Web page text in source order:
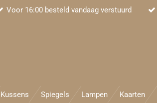
Voor 16:00 besteld vandaag verstuurd
Kussens Spiegels Lampen Kaarten